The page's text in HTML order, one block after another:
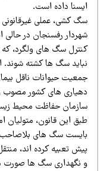
داده است.
کشی، عملی غیرقانونی
رفسنجان در حالی این
سگ های ولگرد، که
حیوانات ناقل بیماری
های کشور مصوب و
حفاظت محیط زیست
این قانون، متولیان امر
سگ های بلاصاحب را
تعبیه کرده اند، منتقل
نگهداری سگ ها صورت می